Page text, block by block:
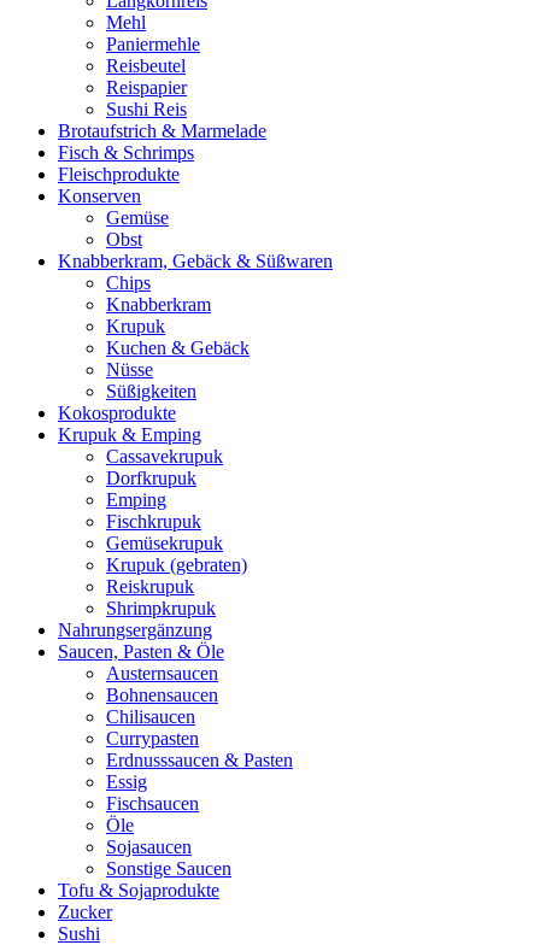
Mehl
Paniermehle
Reisbeutel
Reispapier
Sushi Reis
Brotaufstrich & Marmelade
Fisch & Schrimps
Fleischprodukte
Konserven
Gemüse
Obst
Knabberkram, Gebäck & Süßwaren
Chips
Knabberkram
Krupuk
Kuchen & Gebäck
Nüsse
Süßigkeiten
Kokosprodukte
Krupuk & Emping
Cassavekrupuk
Dorfkrupuk
Emping
Fischkrupuk
Gemüsekrupuk
Krupuk (gebraten)
Reiskrupuk
Shrimpkrupuk
Nahrungsergänzung
Saucen, Pasten & Öle
Austernsaucen
Bohnensaucen
Chilisaucen
Currypasten
Erdnusssaucen & Pasten
Essig
Fischsaucen
Öle
Sojasaucen
Sonstige Saucen
Tofu & Sojaprodukte
Zucker
Sushi